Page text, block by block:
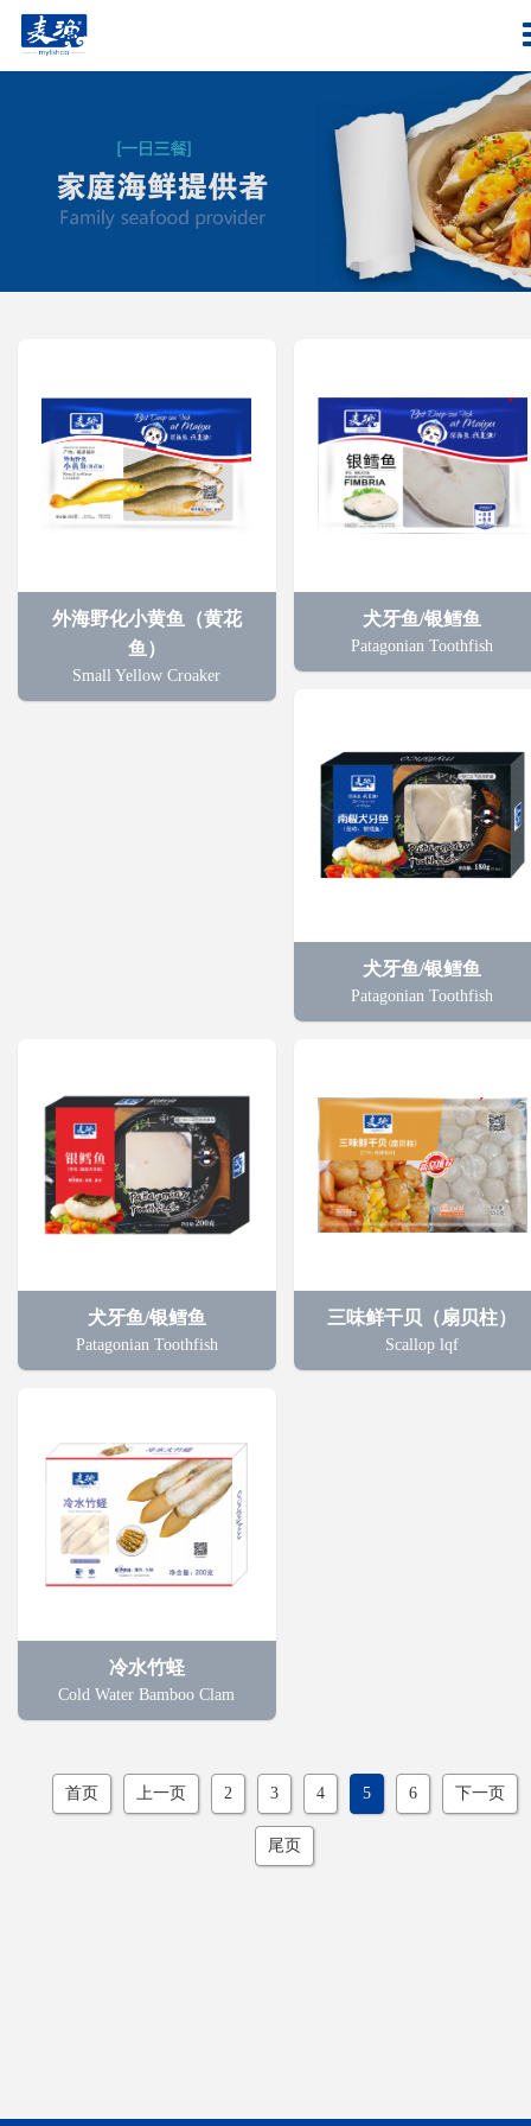
外海野化小黄鱼（黄花
鱼）
Small Yellow Croaker
犬牙鱼/银鳕鱼
Patagonian Toothfish
犬牙鱼/银鳕鱼
Patagonian Toothfish
犬牙鱼/银鳕鱼
Patagonian Toothfish
三味鲜干贝（扇贝柱）
Scallop lqf
冷水竹蛏
Cold Water Bamboo Clam
首页 上一页 2 3 4 5 6 下一页
尾页